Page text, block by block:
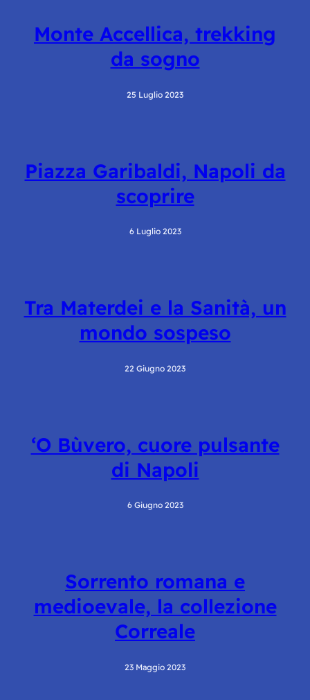
Monte Accellica, trekking
da sogno
25 Luglio 2023
Piazza Garibaldi, Napoli da
scoprire
6 Luglio 2023
Tra Materdei e la Sanità, un
mondo sospeso
22 Giugno 2023
‘O Bùvero, cuore pulsante
di Napoli
6 Giugno 2023
Sorrento romana e
medioevale, la collezione
Correale
23 Maggio 2023